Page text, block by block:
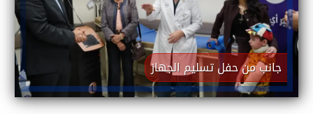
جانب من حفل تسليم الجهاز